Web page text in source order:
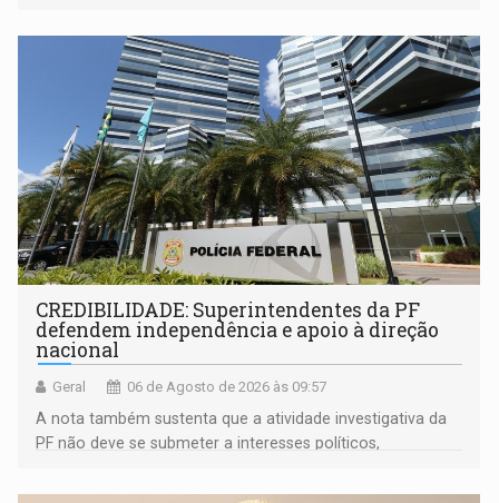
mandato
CREDIBILIDADE: Superintendentes da PF
defendem independência e apoio à direção
nacional
Geral 06 de Agosto de 2026 às 09:57
A nota também sustenta que a atividade investigativa da
PF não deve se submeter a interesses políticos,